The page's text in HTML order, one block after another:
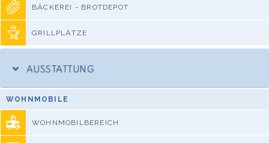
BÄCKEREI - BROTDEPOT
GRILLPLÄTZE
AUSSTATTUNG
WOHNMOBILE
WOHNMOBILBEREICH